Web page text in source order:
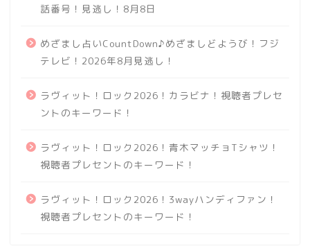
話番号！見逃し！8月8日
めざまし占いCountDown♪めざましどようび！フジ
テレビ！2026年8月見逃し！
ラヴィット！ロック2026！カラビナ！視聴者プレセ
ントのキーワード！
ラヴィット！ロック2026！青木マッチョTシャツ！
視聴者プレセントのキーワード！
ラヴィット！ロック2026！3wayハンディファン！
視聴者プレセントのキーワード！